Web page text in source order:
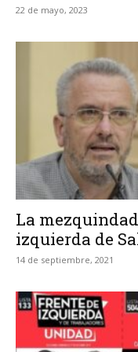
22 de mayo, 2023
La
izquierda de
14 de septiembre, 2021